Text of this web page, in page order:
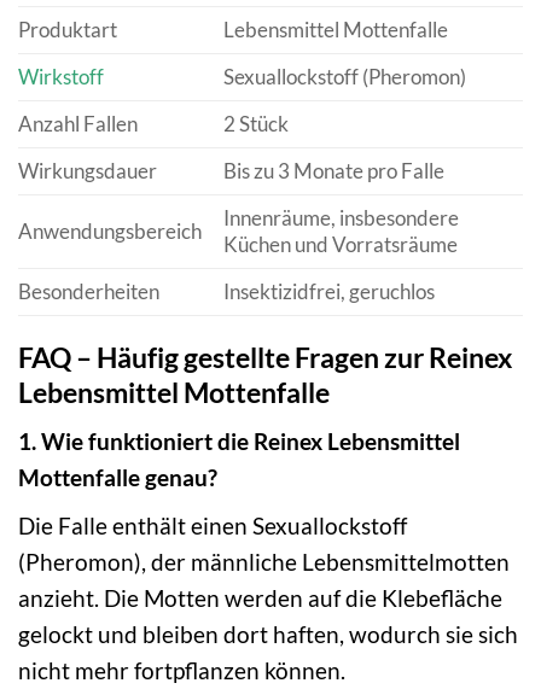
Produktart
Lebensmittel Mottenfalle
Wirkstoff
Sexuallockstoff (Pheromon)
Anzahl Fallen
2 Stück
Wirkungsdauer
Bis zu 3 Monate pro Falle
Anwendungsbereich
Innenräume, insbesondere
Küchen und Vorratsräume
Besonderheiten
Insektizidfrei, geruchlos
FAQ – Häufig gestellte Fragen zur Reinex
Lebensmittel Mottenfalle
1. Wie funktioniert die Reinex Lebensmittel
Mottenfalle genau?
Die Falle enthält einen Sexuallockstoff
(Pheromon), der männliche Lebensmittelmotten
anzieht. Die Motten werden auf die Klebefläche
gelockt und bleiben dort haften, wodurch sie sich
nicht mehr fortpflanzen können.